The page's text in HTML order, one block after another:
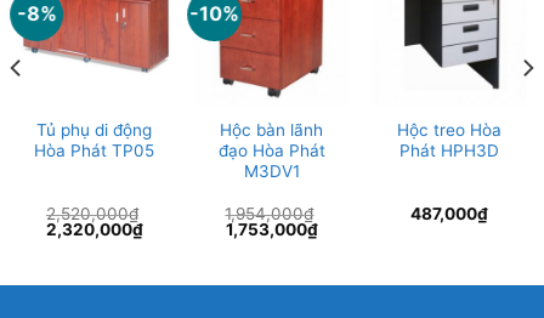
-8%
Tủ phụ di động
Hòa Phát TP05
2,520,000₫
Giá
gốc
2,320,000₫Giá
hiện
2,320,000₫.
-10%
Hộc bàn lãnh
đạo Hòa Phát
M3DV1
1,954,000₫
Giá
gốc
1,753,000₫Giá
hiện
1,753,000₫.
Hộc treo Hòa
Phát HPH3D
487,000₫